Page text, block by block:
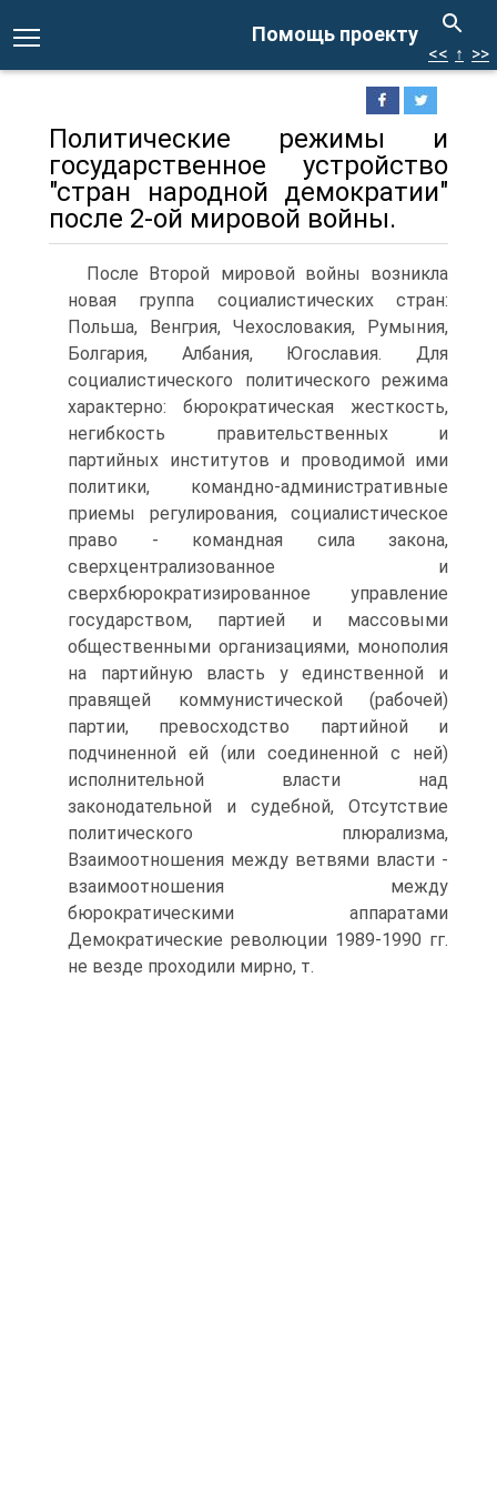
Помощь проекту
<< ↑ >>
Политические режимы и
государственное устройство
"стран народной демократии"
после 2-ой мировой войны.
После Второй мировой войны возникла
новая группа социалистических стран:
Польша, Венгрия, Чехословакия, Румыния,
Болгария, Албания, Югославия. Для
социалистического политического режима
характерно: бюрократическая жесткость,
негибкость правительственных и
партийных институтов и проводимой ими
политики, командно-административные
приемы регулирования, социалистическое
право - командная сила закона,
сверхцентрализованное и
сверхбюрократизированное управление
государством, партией и массовыми
общественными организациями, монополия
на партийную власть у единственной и
правящей коммунистической (рабочей)
партии, превосходство партийной и
подчиненной ей (или соединенной с ней)
исполнительной власти над
законодательной и судебной, Отсутствие
политического плюрализма,
Взаимоотношения между ветвями власти -
взаимоотношения между
бюрократическими аппаратами
Демократические революции 1989-1990 гг.
не везде проходили мирно, т.